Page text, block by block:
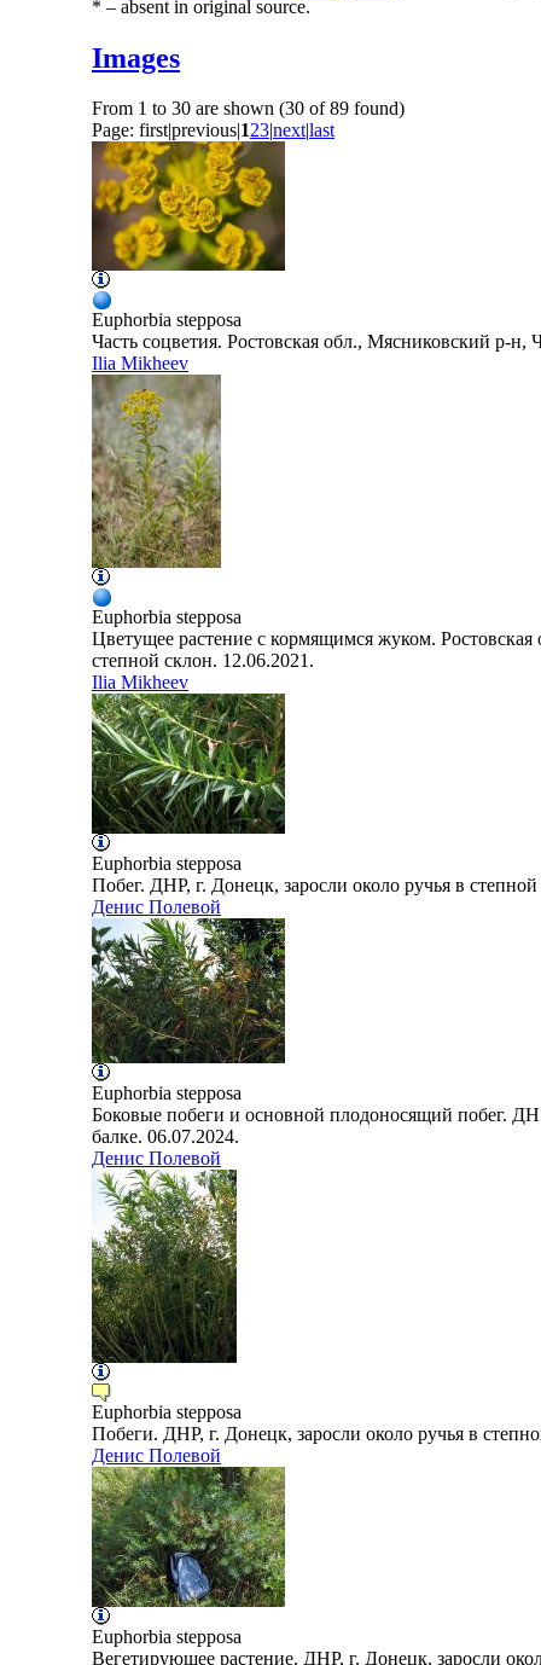
* – absent in original source.
Images
From 1 to 30 are shown (30 of 89 found)
Page: first|previous|123|next|last
Euphorbia stepposa
Часть соцветия. Ростовская обл., Мясниковский р-н,
Ilia Mikheev
Euphorbia stepposa
Цветущее растение с кормящимся жуком.
степной склон. 12.06.2021.
Ilia Mikheev
Euphorbia stepposa
Побег. ДНР, г. Донецк, заросли около ручья в
Денис Полевой
Euphorbia stepposa
Боковые побеги и основной плодоносящий побег.
балке. 06.07.2024.
Денис Полевой
Euphorbia stepposa
Побеги. ДНР, г. Донецк, заросли около ручья в
Денис Полевой
Euphorbia stepposa
Вегетирующее растение. ДНР, г. Донецк, заросли